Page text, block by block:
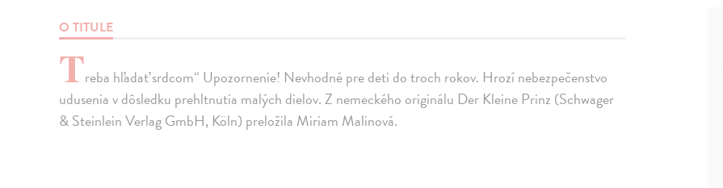
O TITULE
Treba hľadať srdcom“ Upozornenie! Nevhodné pre deti do troch rokov. Hrozí nebezpečenstvo
udusenia v dôsledku prehltnutia malých dielov. Z nemeckého originálu Der Kleine Prinz (Schwager
& Steinlein Verlag GmbH, Köln) preložila Miriam Malinová.